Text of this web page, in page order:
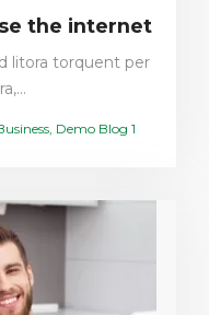
the internet
litora torquent per
Demo Blog 1